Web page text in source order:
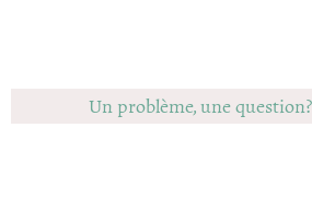
Un problème, une